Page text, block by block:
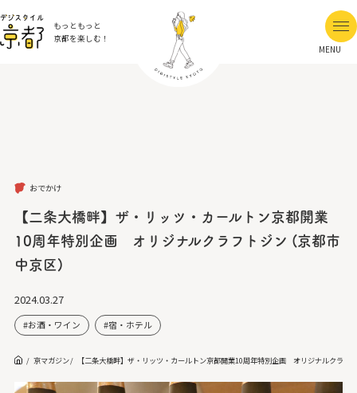
もっともっと
京都を楽しむ！
MENU
おでかけ
【二条大橋畔】ザ・リッツ・カールトン京都開業
10周年特別企画 オリジナルクラフトジン (京都市
中京区)
2024.03.27
お酒・ワイン 宿・ホテル
京マガジン 【二条大橋畔】ザ・リッツ・カールトン京都開業10周年特別企画 オリジナルクラフ